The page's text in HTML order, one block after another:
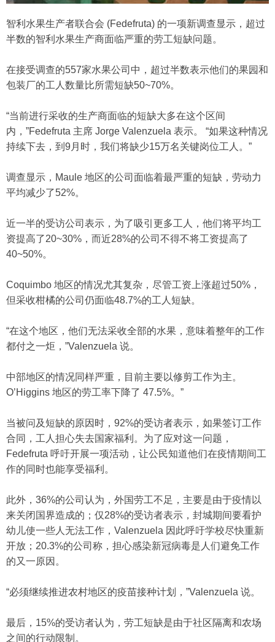
智利水果生产者联合会 (Fedefruta) 的一项新调查显示，超过
半数的智利水果生产商面临严重的劳工短缺问题。
在接受调查的557家水果公司中，超过半数表示他们的果园和
包装厂的工人数量比所需短缺50~70%。
“当前进行采收的生产商面临的短缺大多在这个区间
内，”Fedefruta 主席 Jorge Valenzuela 表示。 “如果这种情况
持续下去，到9月时，我们将缺少15万名关键岗位工人。”
调查显示，Maule 地区的公司面临着最严重的短缺，劳动力
平均减少了52%。
近一半的受访公司表示，为了吸引更多工人，他们将平均工
资提高了20~30%，而近28%的公司不得不将工资提高了
40~50%。
Coquimbo 地区的情况尤其复杂，尽管工资上涨超过50%，
但采收柑橘的公司仍面临48.7%的工人短缺。
“在这个地区，他们无法采收全部的水果，意味着整年的工作
都付之一炬，”Valenzuela 说。
中部地区的情况同样严重，目前主要以修剪工作为主。
O’Higgins 地区的劳工率下降了 47.5%。”
当被问及短缺的原因时，92%的受访者表示，如果签订工作
合同，工人担心失去国家福利。为了应对这一问题，
Fedefruta 呼吁开展一项活动，让公民知道他们在疫情期间工
作的同时也能享受福利。
此外，36%的公司认为，外国劳工不足，主要是由于疫情以
来关闭国界造成的；仅28%的受访者表示，封城期间要看护
幼儿使一些人无法工作，Valenzuela 因此呼吁学校尽快重新
开放；20.3%的公司称，担心感染新冠病毒是人们避免工作
的又一原因。
“必须继续推进农村地区的疫苗接种计划，”Valenzuela 说。
最后，15%的受访者认为，劳工短缺是由于社区隔离和农场
之间的行动限制。